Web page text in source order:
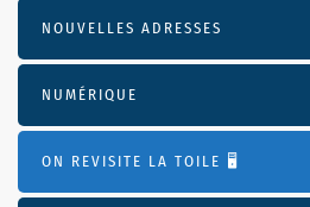
NOUVELLES ADRESSES
NUMÉRIQUE
ON REVISITE LA TOILE 🖥️